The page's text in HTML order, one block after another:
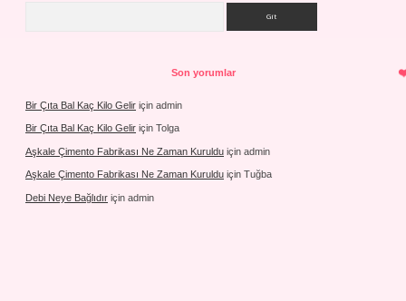
Son yorumlar
Bir Çıta Bal Kaç Kilo Gelir için admin
Bir Çıta Bal Kaç Kilo Gelir için Tolga
Aşkale Çimento Fabrikası Ne Zaman Kuruldu için admin
Aşkale Çimento Fabrikası Ne Zaman Kuruldu için Tuğba
Debi Neye Bağlıdır için admin